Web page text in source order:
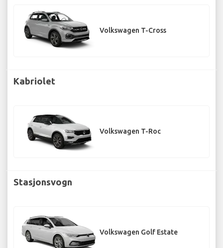
Volkswagen T-Cross
Kabriolet
Volkswagen T-Roc
Stasjonsvogn
Volkswagen Golf Estate